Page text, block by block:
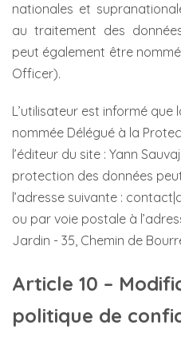
nationales et
au traitement des
peut également être
Officer).
L’utilisateur est informé
nommée Délégué à la
l’éditeur du site : Yann
protection des données
l’adresse suivante :
ou par voie postale à
Jardin - 35, Chemin de
Article 10 –
politique de